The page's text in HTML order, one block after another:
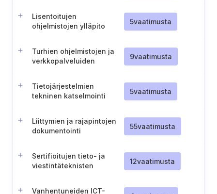
Lisentoitujen
ohjelmistojen ylläpito
5vaatimusta
Turhien ohjelmistojen ja
verkkopalveluiden
9vaatimusta
Tietojärjestelmien
tekninen katselmointi
5vaatimusta
Liittymien ja rajapintojen
dokumentointi
55vaatimusta
Sertifioitujen tieto- ja
viestintäteknisten
12vaatimusta
Vanhentuneiden ICT-